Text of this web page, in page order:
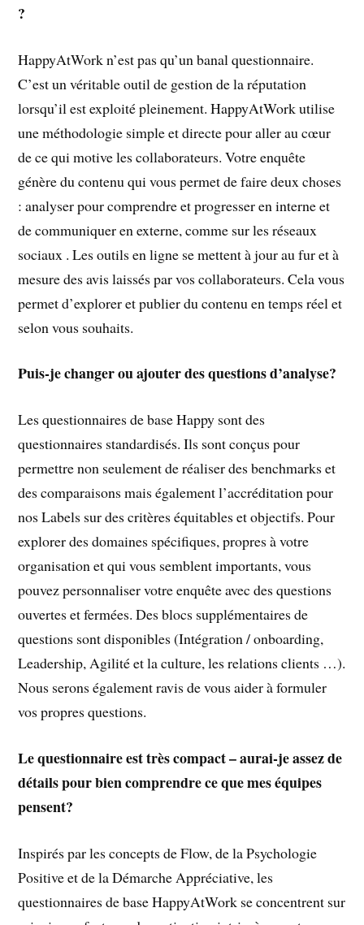
?
HappyAtWork n’est pas qu’un banal questionnaire.
C’est un véritable outil de gestion de la réputation
lorsqu’il est exploité pleinement. HappyAtWork utilise
une méthodologie simple et directe pour aller au cœur
de ce qui motive les collaborateurs. Votre enquête
génère du contenu qui vous permet de faire deux choses
: analyser pour comprendre et progresser en interne et
de communiquer en externe, comme sur les réseaux
sociaux . Les outils en ligne se mettent à jour au fur et à
mesure des avis laissés par vos collaborateurs. Cela vous
permet d’explorer et publier du contenu en temps réel et
selon vous souhaits.
Puis-je changer ou ajouter des questions d’analyse?
Les questionnaires de base Happy sont des
questionnaires standardisés. Ils sont conçus pour
permettre non seulement de réaliser des benchmarks et
des comparaisons mais également l’accréditation pour
nos Labels sur des critères équitables et objectifs. Pour
explorer des domaines spécifiques, propres à votre
organisation et qui vous semblent importants, vous
pouvez personnaliser votre enquête avec des questions
ouvertes et fermées. Des blocs supplémentaires de
questions sont disponibles (Intégration / onboarding,
Leadership, Agilité et la culture, les relations clients …).
Nous serons également ravis de vous aider à formuler
vos propres questions.
Le questionnaire est très compact – aurai-je assez de
détails pour bien comprendre ce que mes équipes
pensent?
Inspirés par les concepts de Flow, de la Psychologie
Positive et de la Démarche Appréciative, les
questionnaires de base HappyAtWork se concentrent sur